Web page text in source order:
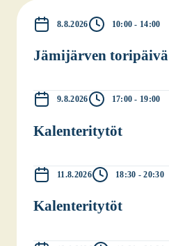
8.8.2026 10:00 - 14:00
Jämi­jär­ven tori­päi­vä
9.8.2026 17:00 - 19:00
Kalen­te­ri­ty­töt
11.8.2026 18:30 - 20:30
Kalen­te­ri­ty­töt